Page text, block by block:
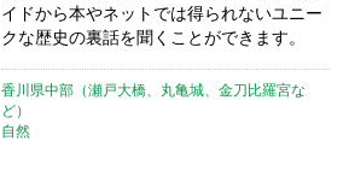
イドから本やネットでは得られないユニー
クな歴史の裏話を聞くことができます。
香川県中部（瀬戸大橋、丸亀城、金刀比羅宮な
ど）
自然